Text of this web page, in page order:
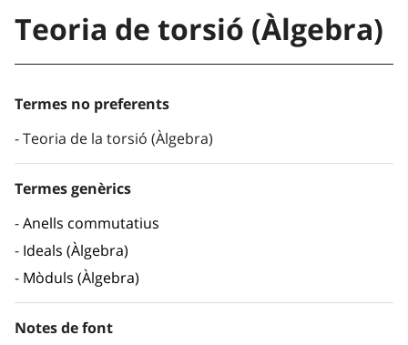
Teoria de torsió (Àlgebra)
Termes no preferents
Teoria de la torsió (Àlgebra)
Termes genèrics
Anells commutatius
Ideals (Àlgebra)
Mòduls (Àlgebra)
Notes de font